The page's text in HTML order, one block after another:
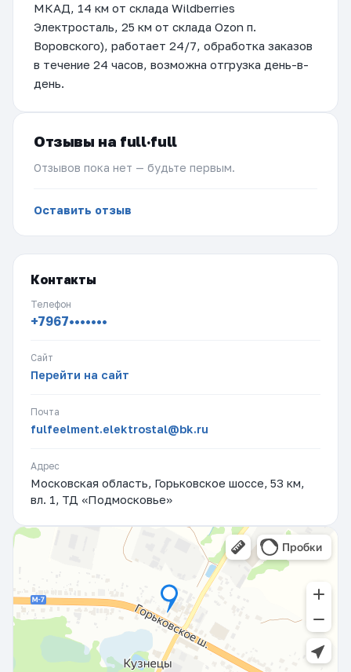
МКАД, 14 км от склада Wildberries
Электросталь, 25 км от склада Ozon п.
Воровского), работает 24/7, обработка заказов
в течение 24 часов, возможна отгрузка день-в-
день.
Отзывы на full·full
Отзывов пока нет — будьте первым.
Оставить отзыв
Контакты
Телефон
+7967•••••••
Сайт
Перейти на сайт
Почта
fulfeelment.elektrostal@bk.ru
Адрес
Московская область, Горьковское шоссе, 53 км,
вл. 1, ТД «Подмосковье»